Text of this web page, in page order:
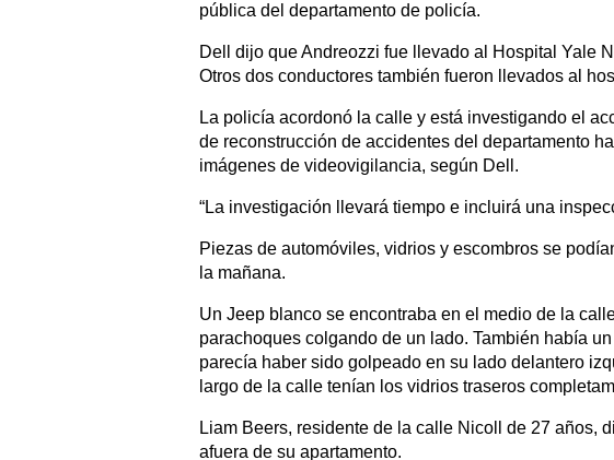
pública del departamento de policía.
Dell dijo que Andreozzi fue llevado al Hospital Yale
Otros dos conductores también fueron llevados al
La policía acordonó la calle y está investigando el
de reconstrucción de accidentes del departamento
imágenes de videovigilancia, según Dell.
“La investigación llevará tiempo e incluirá una
Piezas de automóviles, vidrios y escombros se
la mañana.
Un Jeep blanco se encontraba en el medio de la
parachoques colgando de un lado. También había
parecía haber sido golpeado en su lado delantero
largo de la calle tenían los vidrios traseros
Liam Beers, residente de la calle Nicoll de 27 años,
afuera de su apartamento.